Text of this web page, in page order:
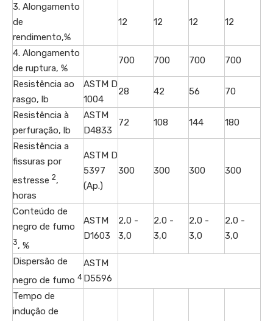
3. Alongamento
de
rendimento,%
12 12 12 12
4. Alongamento
de ruptura, %
700 700 700 700
Resistência ao
rasgo, lb
ASTM D
1004
28 42 56 70
Resistência à
perfuração, lb
ASTM
D4833
72 108 144 180
Resistência a
fissuras por
estresse 2,
horas
ASTM D
5397
(Ap.)
300 300 300 300
Conteúdo de
negro de fumo
3, %
ASTM
D1603
2,0 -
3,0
2,0 -
3,0
2,0 -
3,0
2,0 -
3,0
Dispersão de
negro de fumo 4
ASTM
D5596
Tempo de
indução de